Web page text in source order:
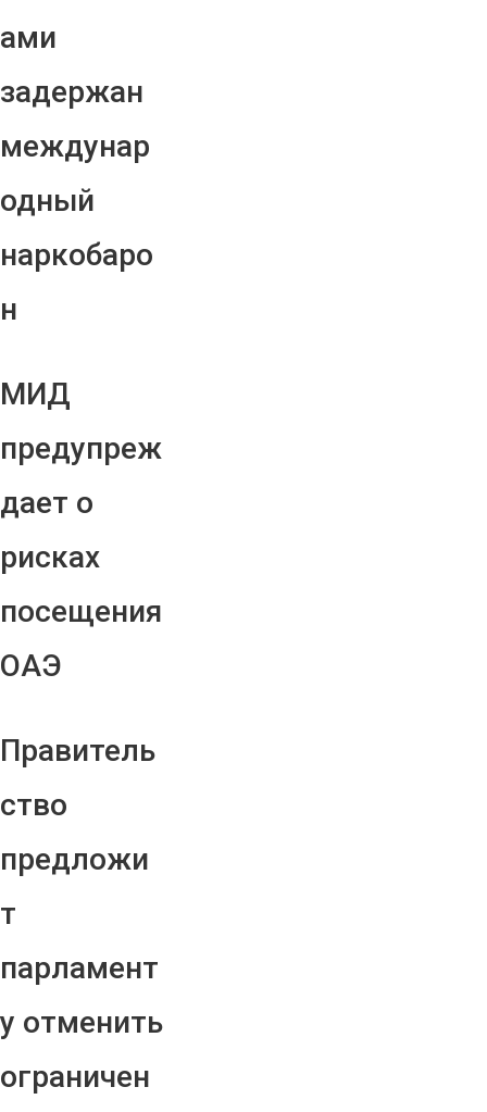
ами
задержан
междунар
одный
наркобаро
н
МИД
предупреж
дает о
рисках
посещения
ОАЭ
Правитель
ство
предложи
т
парламент
у отменить
ограничен